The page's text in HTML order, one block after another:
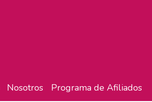
Nosotros Programa de Afiliados